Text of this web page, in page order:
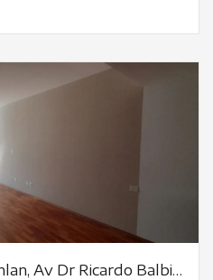
Av Dr Ricardo Balbin, al 2500